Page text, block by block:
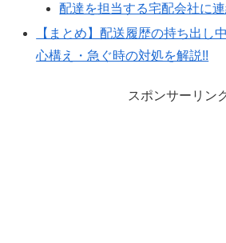
配達を担当する宅配会社に
【まとめ】配送履歴の持ち出し
心構え・急ぐ時の対処を解説!!
スポンサーリン